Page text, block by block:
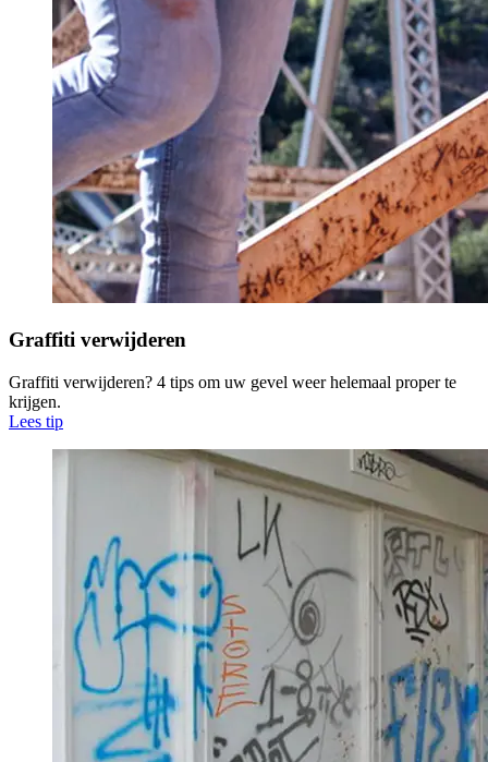
Graffiti verwijderen
Graffiti verwijderen? 4 tips om uw gevel weer helemaal proper te
krijgen.
Lees tip